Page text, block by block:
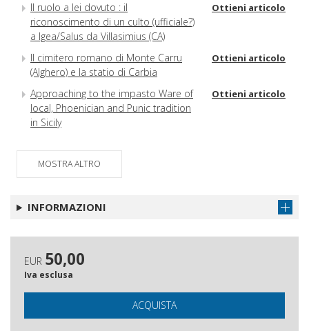
Il ruolo a lei dovuto : il
riconoscimento di un culto (ufficiale?)
a Igea/Salus da Villasimius (CA)
Ottieni articolo
Il cimitero romano di Monte Carru
(Alghero) e la statio di Carbia
Ottieni articolo
Approaching to the impasto Ware of
local, Phoenician and Punic tradition
in Sicily
Ottieni articolo
MOSTRA ALTRO
INFORMAZIONI
EUR 50,00
Iva esclusa
ACQUISTA